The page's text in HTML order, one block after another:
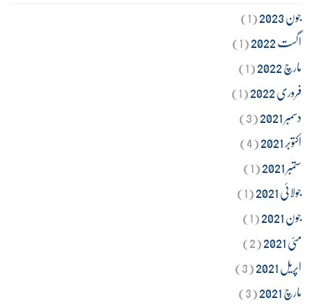
جون 2023
(1)
اگست 2022
(1)
مارچ 2022
(1)
فروری 2022
(1)
دسمبر 2021
(3)
اکتوبر 2021
(4)
ستمبر 2021
(1)
جولائی 2021
(1)
جون 2021
(1)
مئی 2021
(2)
اپریل 2021
(3)
مارچ 2021
(3)